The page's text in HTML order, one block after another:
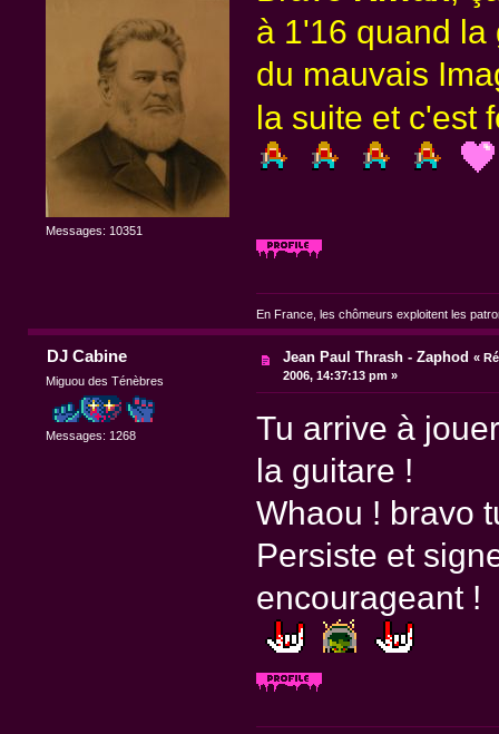
Messages: 10351
à 1'16 quand la
du mauvais
la suite et
En France, les chômeurs exploitent les
DJ Cabine
Miguou des Ténèbres
Messages: 1268
Jean Paul Thrash - Zaphod «
2006, 14:37:13 pm »
Tu arrive à
la guitare !
Whaou ! bravo
Persiste et
encourageant !